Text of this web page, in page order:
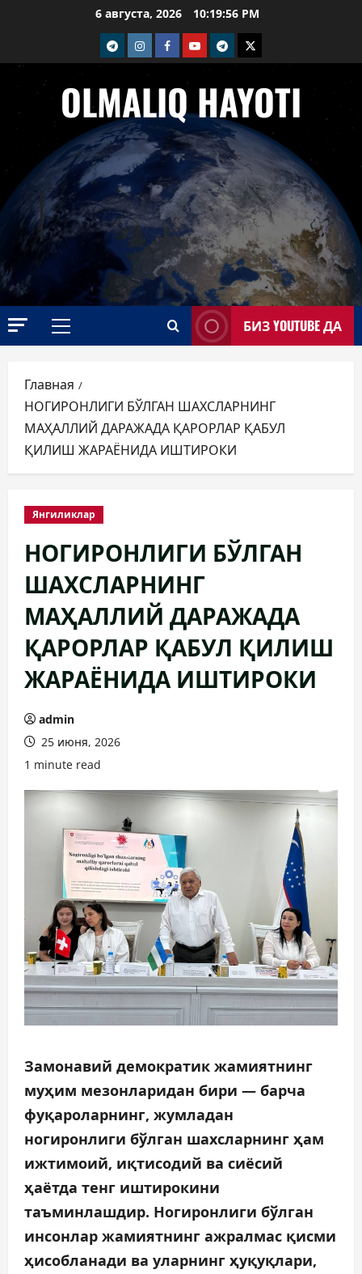
6 августа, 2026 10:19:57 PM
telegramInstagramFacebook
Youtubetelegram+
Twitter
OLMALIQ HAYOTI
Основное
БИЗ YOUTUBE ДА
Главная
НОГИРОНЛИГИ БЎЛГАН ШАХСЛАРНИНГ
МАҲАЛЛИЙ ДАРАЖАДА ҚАРОРЛАР ҚАБУЛ
ҚИЛИШ ЖАРАЁНИДА ИШТИРОКИ
Янгиликлар
НОГИРОНЛИГИ БЎЛГАН
ШАХСЛАРНИНГ
МАҲАЛЛИЙ ДАРАЖАДА
ҚАРОРЛАР ҚАБУЛ ҚИЛИШ
ЖАРАЁНИДА ИШТИРОКИ
admin
25 июня, 2026
1 minute read
Замонавий демократик жамиятнинг
муҳим мезонларидан бири — барча
фуқароларнинг, жумладан
ногиронлиги бўлган шахсларнинг ҳам
ижтимоий, иқтисодий ва сиёсий
ҳаётда тенг иштирокини
таъминлашдир. Ногиронлиги бўлган
инсонлар жамиятнинг ажралмас қисми
ҳисобланади ва уларнинг ҳуқуқлари,